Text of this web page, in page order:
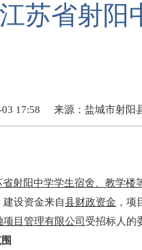
苏省射阳
17:58 来源： 盐城市射阳
省射阳中学学生宿舍、教学楼
建设资金来自县财政资金 ，项
项目管理有限公司 受招标人的